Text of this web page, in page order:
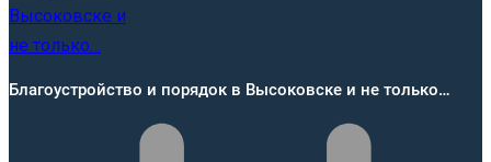
Благоустройство и порядок в Высоковске и не только…